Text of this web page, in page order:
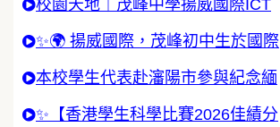
校園天地｜茂峰中學揚威國際ICT
✨🌍 揚威國際，茂峰初中生於國際
本校學生代表赴瀋陽市參與紀念緬
✨【香港學生科學比賽2026佳績分